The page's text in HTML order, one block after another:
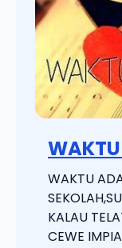
WAKTU
KALAU
CEWE